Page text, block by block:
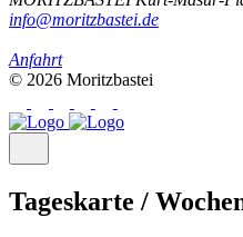
info@moritzbastei.de
Anfahrt
© 2026 Moritzbastei
Tageskarte /